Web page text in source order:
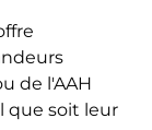
de l'AAH
que soit leur